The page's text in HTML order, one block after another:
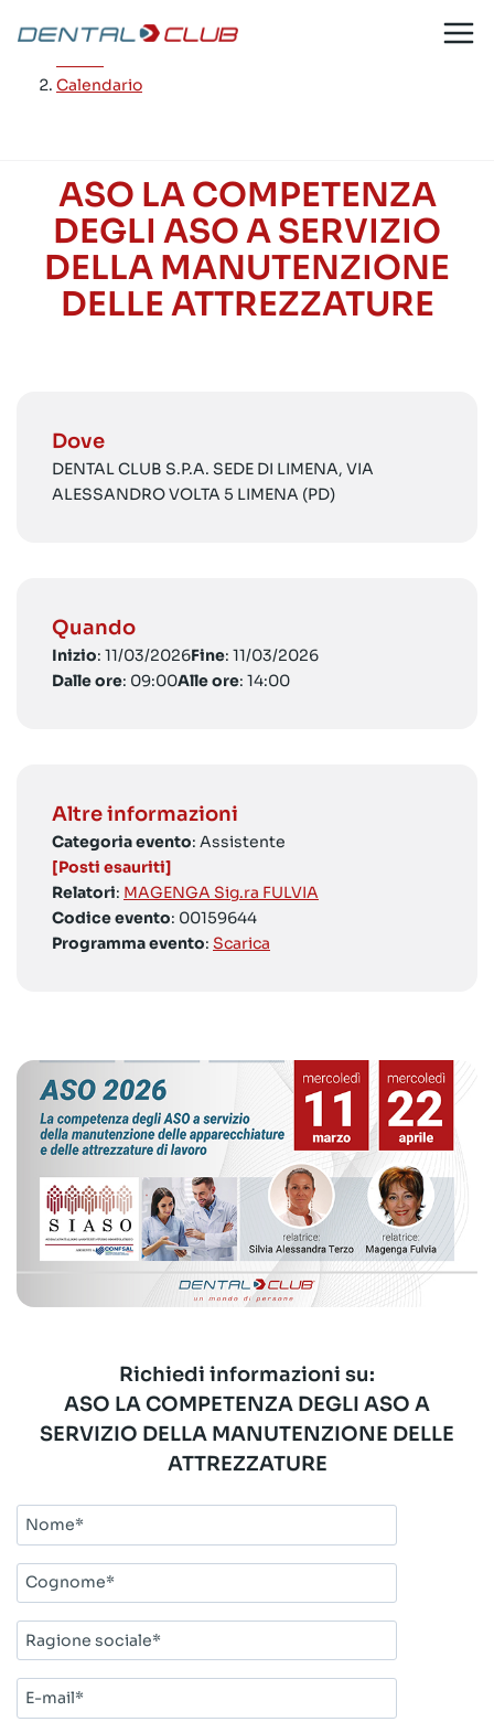
contenuto
Calendario
ASO LA COMPETENZA
DEGLI ASO A SERVIZIO
DELLA MANUTENZIONE
DELLE ATTREZZATURE
Dove
DENTAL CLUB S.P.A. SEDE DI LIMENA, VIA
ALESSANDRO VOLTA 5 LIMENA (PD)
Quando
Inizio: 11/03/2026Fine: 11/03/2026
Dalle ore: 09:00Alle ore: 14:00
Altre informazioni
Categoria evento: Assistente
[Posti esauriti]
Relatori: MAGENGA Sig.ra FULVIA
Codice evento: 00159644
Programma evento: Scarica
Richiedi informazioni su:
ASO LA COMPETENZA DEGLI ASO A
SERVIZIO DELLA MANUTENZIONE DELLE
ATTREZZATURE
Nome*
Cognome*
Ragione
sociale*
E-
mail*